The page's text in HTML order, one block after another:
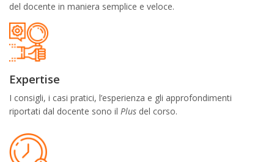
del docente in maniera semplice e veloce.
Expertise
I consigli, i casi pratici, l’esperienza e gli approfondimenti
riportati dal docente sono il Plus del corso.